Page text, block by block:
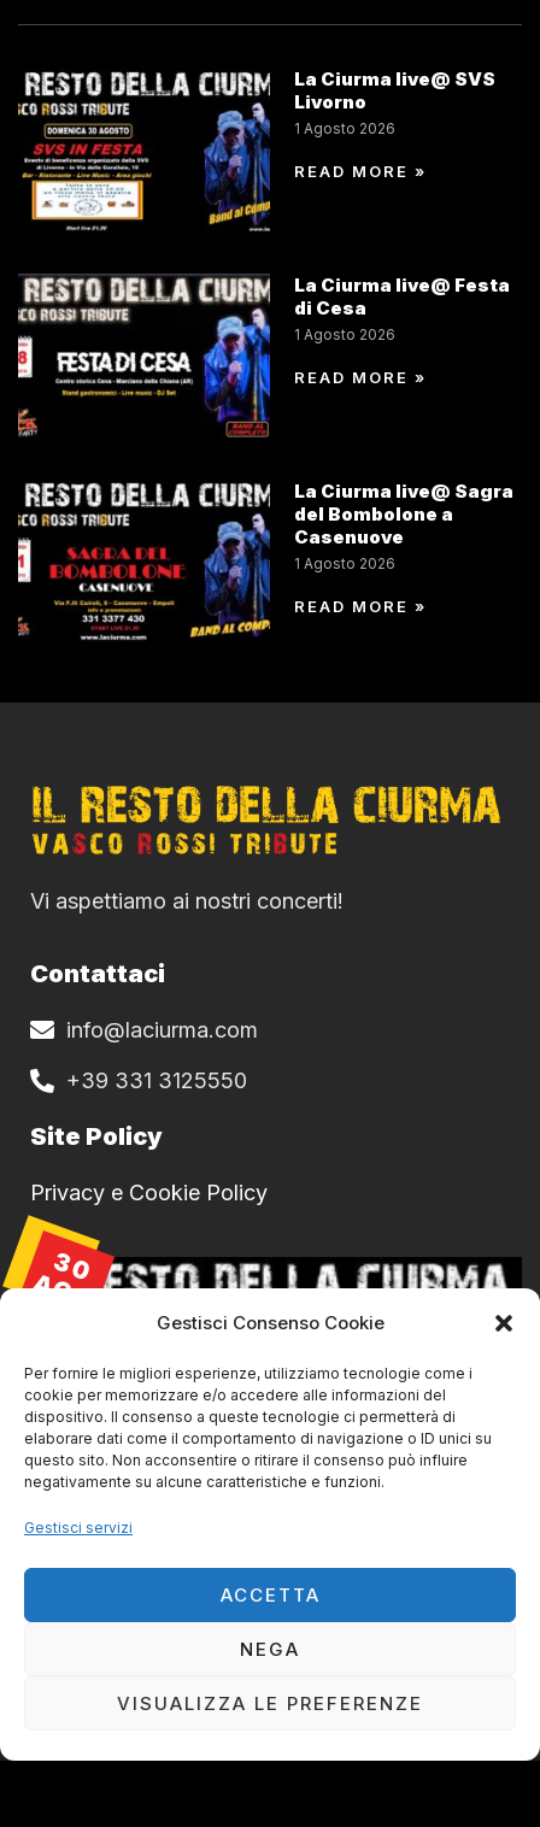
Gestisci Consenso Cookie
Per fornire le migliori esperienze, utilizziamo tecnologie come i
cookie per memorizzare e/o accedere alle informazioni del
dispositivo. Il consenso a queste tecnologie ci permetterà di
elaborare dati come il comportamento di navigazione o ID unici su
questo sito. Non acconsentire o ritirare il consenso può influire
negativamente su alcune caratteristiche e funzioni.
Gestisci servizi
ACCETTA
NEGA
VISUALIZZA LE PREFERENZE
La Ciurma live@ SVS
Livorno
1 Agosto 2026
READ MORE »
La Ciurma live@ Festa
di Cesa
1 Agosto 2026
READ MORE »
La Ciurma live@ Sagra
del Bombolone a
Casenuove
1 Agosto 2026
READ MORE »
Vi aspettiamo ai nostri concerti!
Contattaci
info@laciurma.com
+39 331 3125550
Site Policy
Privacy e Cookie Policy
30
AGO
La Ciurma live@ SVS Livorno
30/08/2026 | 21:45
IL RESTO DELLA CIURMA DI CLAUDIO PINORI ©